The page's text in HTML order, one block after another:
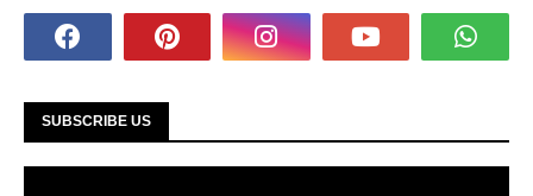
SUBSCRIBE US